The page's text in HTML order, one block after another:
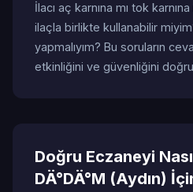
İlacı aç karnına mı tok
ilaçla birlikte kullanabilir
yapmalıyım? Bu soruların
etkinliğini ve güvenliğini
Doğru Eczaneyi
DÄ°DÄ°M (Aydın)